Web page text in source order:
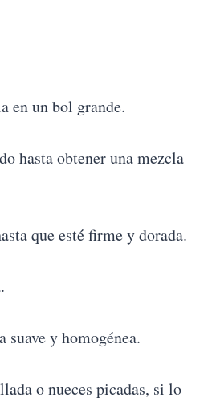
en un bol grande.
hasta obtener una mezcla
que esté firme y dorada.
suave y homogénea.
o nueces picadas, si lo